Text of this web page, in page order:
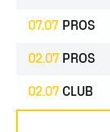
07.07 PROS
02.07 PROS
02.07 CLUB